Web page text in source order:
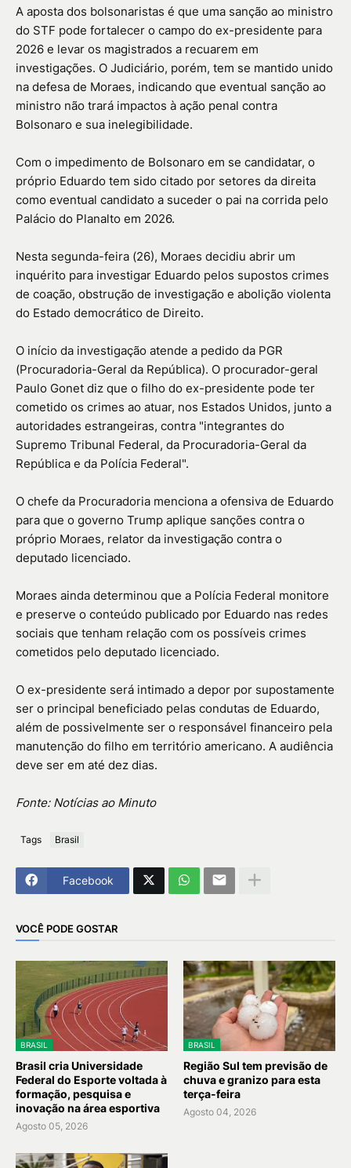
A aposta dos bolsonaristas é que uma sanção ao ministro
do STF pode fortalecer o campo do ex-presidente para
2026 e levar os magistrados a recuarem em
investigações. O Judiciário, porém, tem se mantido unido
na defesa de Moraes, indicando que eventual sanção ao
ministro não trará impactos à ação penal contra
Bolsonaro e sua inelegibilidade.
Com o impedimento de Bolsonaro em se candidatar, o
próprio Eduardo tem sido citado por setores da direita
como eventual candidato a suceder o pai na corrida pelo
Palácio do Planalto em 2026.
Nesta segunda-feira (26), Moraes decidiu abrir um
inquérito para investigar Eduardo pelos supostos crimes
de coação, obstrução de investigação e abolição violenta
do Estado democrático de Direito.
O início da investigação atende a pedido da PGR
(Procuradoria-Geral da República). O procurador-geral
Paulo Gonet diz que o filho do ex-presidente pode ter
cometido os crimes ao atuar, nos Estados Unidos, junto a
autoridades estrangeiras, contra "integrantes do
Supremo Tribunal Federal, da Procuradoria-Geral da
República e da Polícia Federal".
O chefe da Procuradoria menciona a ofensiva de Eduardo
para que o governo Trump aplique sanções contra o
próprio Moraes, relator da investigação contra o
deputado licenciado.
Moraes ainda determinou que a Polícia Federal monitore
e preserve o conteúdo publicado por Eduardo nas redes
sociais que tenham relação com os possíveis crimes
cometidos pelo deputado licenciado.
O ex-presidente será intimado a depor por supostamente
ser o principal beneficiado pelas condutas de Eduardo,
além de possivelmente ser o responsável financeiro pela
manutenção do filho em território americano. A audiência
deve ser em até dez dias.
Fonte: Notícias ao Minuto
Tags Brasil
Facebook
VOCÊ PODE GOSTAR
BRASIL
Brasil cria Universidade
Federal do Esporte voltada à
formação, pesquisa e
inovação na área esportiva
Agosto 05, 2026
BRASIL
Região Sul tem previsão de
chuva e granizo para esta
terça-feira
Agosto 04, 2026